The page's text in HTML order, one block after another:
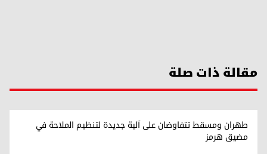
مقالة ذات صلة
طهران ومسقط تتفاوضان على آلية جديدة لتنظيم الملاحة في
مضيق هرمز